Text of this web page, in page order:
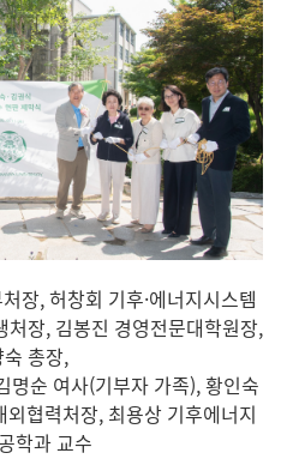
장, 허창회 기후·에너지시스템
장, 김봉진 경영전문대학원장,
총장,
명순 여사(기부자 가족), 황인숙
외협력처장, 최용상 기후에너지
학과 교수